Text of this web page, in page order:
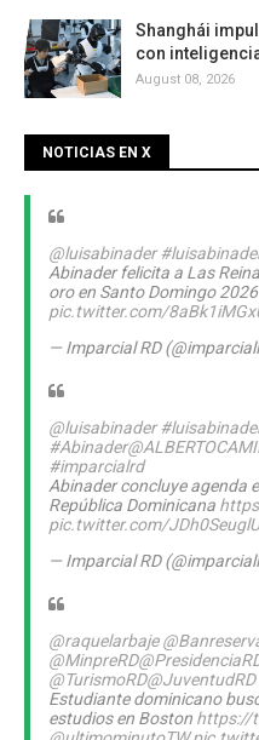
Shanghái
con
August 08, 2026
NOTICIAS EN X
@luisabinader
Abinader felicita a Las
oro en Santo Domingo 2026
pic.twitter.com/
— Imparcial RD
@luisabinader
#Abinader
#imparcialrd
Abinader concluye agenda
República Dominicana
pic.twitter.com/JDh0SeuglU
— Imparcial RD
@raquelarbaje
@MinpreRD
@TurismoRD@JuventudRD
Estudiante dominicano
estudios en Boston https://